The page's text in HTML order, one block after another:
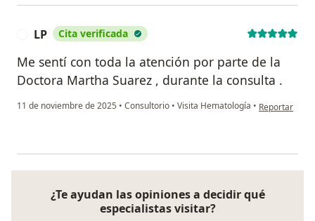
LP Cita verificada
Me sentí con toda la atención por parte de la
Doctora Martha Suarez , durante la consulta .
11 de noviembre de 2025 • Consultorio • Visita Hematología • en opinión
Reportar
¿Te ayudan las opiniones a decidir qué
especialistas visitar?